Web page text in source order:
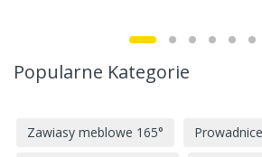
Popularne Kategorie
Zawiasy meblowe 165°